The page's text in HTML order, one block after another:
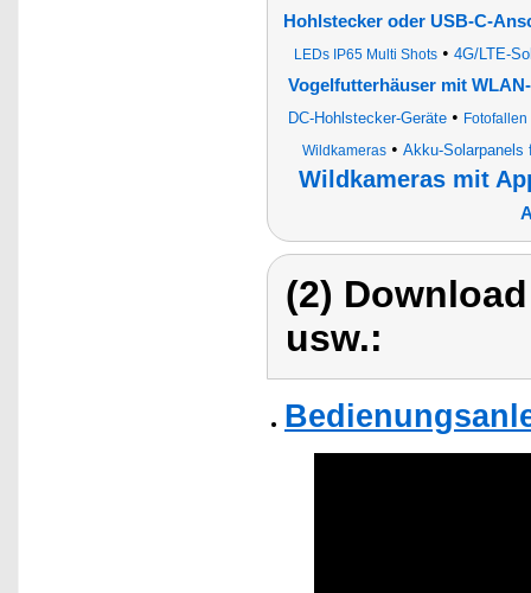
Hohlstecker oder USB-C-
LEDs IP65 Multi Shots• 4G/LTE-
Vogelfutterhäuser mit
DC-Hohlstecker-Geräte• Fotofallen
Wildkameras• Akku-Solarpanels
Wildkameras mit
(2)
usw.: